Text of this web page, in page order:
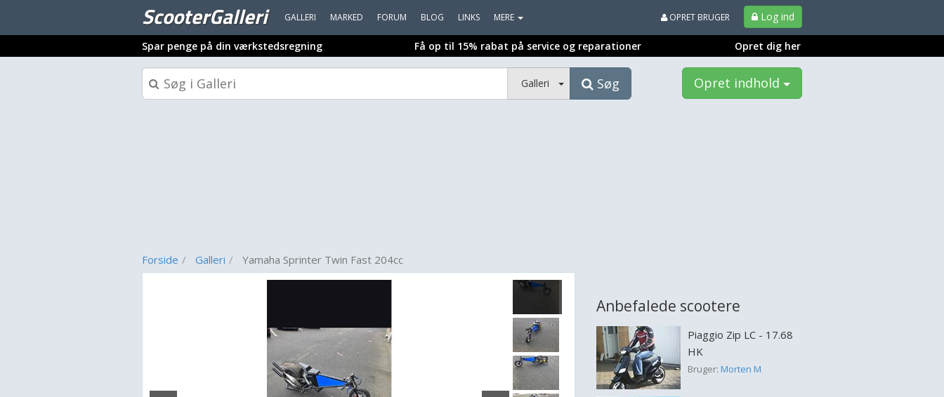
ScooterGalleri GALLERI MARKED FORUM BLOG LINKS MERE Log ind
OPRET BRUGER
Spar penge på din værkstedsregning Få op til 15% rabat på service og reparationer Opret dig her
Galleri Søg Opret indhold
Forside Galleri Yamaha Sprinter Twin Fast 204cc
Anbefalede scootere
Piaggio Zip LC - 17.68
HK
Bruger: Morten M